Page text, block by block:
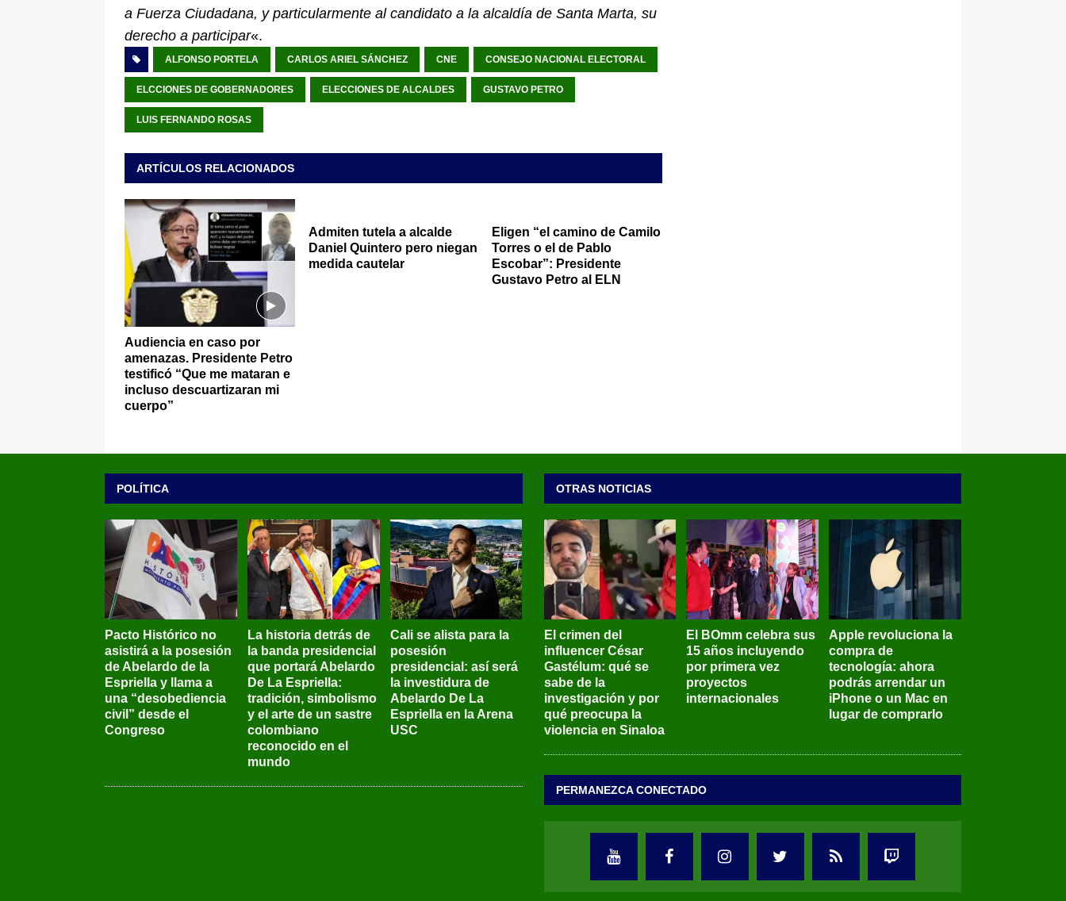
a Fuerza Ciudadana, y particularmente al candidato a la alcaldía de Santa Marta, su
derecho a participar«.
ALFONSO PORTELA CARLOS ARIEL SÁNCHEZ CNE CONSEJO NACIONAL ELECTORAL
ELCCIONES DE GOBERNADORES ELECCIONES DE ALCALDES GUSTAVO PETRO
LUIS FERNANDO ROSAS
ARTÍCULOS RELACIONADOS
Audiencia en caso por
amenazas. Presidente Petro
testificó “Que me mataran e
incluso descuartizaran mi
cuerpo”
Admiten tutela a alcalde
Daniel Quintero pero niegan
medida cautelar
Eligen “el camino de Camilo
Torres o el de Pablo
Escobar”: Presidente
Gustavo Petro al ELN
POLÍTICA
Pacto Histórico no
asistirá a la posesión
de Abelardo de la
Espriella y llama a
una “desobediencia
civil” desde el
Congreso
La historia detrás de
la banda presidencial
que portará Abelardo
De La Espriella:
tradición, simbolismo
y el arte de un sastre
colombiano
reconocido en el
mundo
Cali se alista para la
posesión
presidencial: así será
la investidura de
Abelardo De La
Espriella en la Arena
USC
OTRAS NOTICIAS
El crimen del
influencer César
Gastélum: qué se
sabe de la
investigación y por
qué preocupa la
violencia en Sinaloa
El BOmm celebra sus
15 años incluyendo
por primera vez
proyectos
internacionales
Apple revoluciona la
compra de
tecnología: ahora
podrás arrendar un
iPhone o un Mac en
lugar de comprarlo
PERMANEZCA CONECTADO